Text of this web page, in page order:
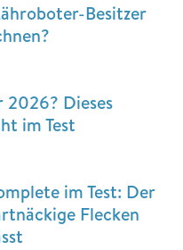
Besitzer
Dieses
im Test
im Test: Der
Flecken